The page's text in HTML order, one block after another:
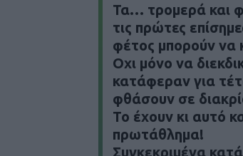
Τα… τρομερά και
τις πρώτες
φέτος μπορούν
Οχι μόνο να
κατάφεραν για
φθάσουν σε
Το έχουν κι αυτό
πρωτάθλημα!
Συγκεκριμένα